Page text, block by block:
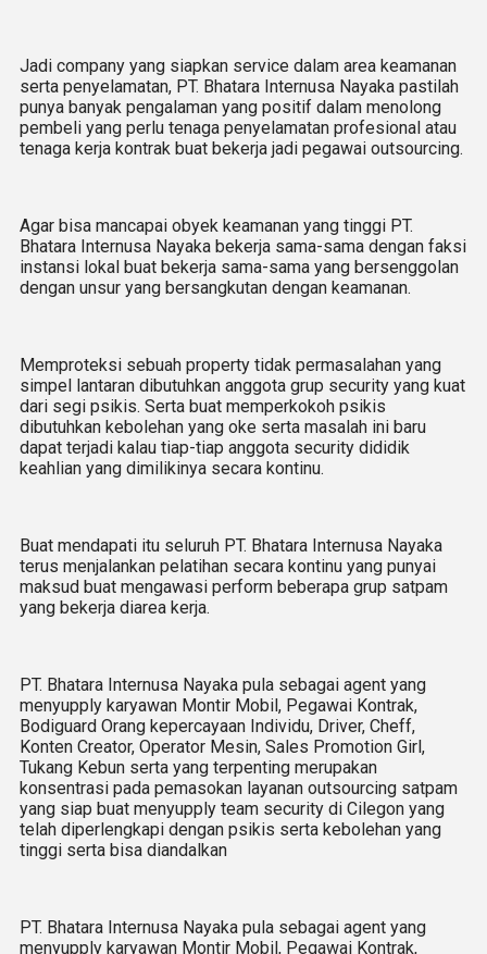
Jadi company yang siapkan service dalam area keamanan
serta penyelamatan, PT. Bhatara Internusa Nayaka pastilah
punya banyak pengalaman yang positif dalam menolong
pembeli yang perlu tenaga penyelamatan profesional atau
tenaga kerja kontrak buat bekerja jadi pegawai outsourcing.
Agar bisa mancapai obyek keamanan yang tinggi PT.
Bhatara Internusa Nayaka bekerja sama-sama dengan faksi
instansi lokal buat bekerja sama-sama yang bersenggolan
dengan unsur yang bersangkutan dengan keamanan.
Memproteksi sebuah property tidak permasalahan yang
simpel lantaran dibutuhkan anggota grup security yang kuat
dari segi psikis. Serta buat memperkokoh psikis
dibutuhkan kebolehan yang oke serta masalah ini baru
dapat terjadi kalau tiap-tiap anggota security dididik
keahlian yang dimilikinya secara kontinu.
Buat mendapati itu seluruh PT. Bhatara Internusa Nayaka
terus menjalankan pelatihan secara kontinu yang punyai
maksud buat mengawasi perform beberapa grup satpam
yang bekerja diarea kerja.
PT. Bhatara Internusa Nayaka pula sebagai agent yang
menyupply karyawan Montir Mobil, Pegawai Kontrak,
Bodiguard Orang kepercayaan Individu, Driver, Cheff,
Konten Creator, Operator Mesin, Sales Promotion Girl,
Tukang Kebun serta yang terpenting merupakan
konsentrasi pada pemasokan layanan outsourcing satpam
yang siap buat menyupply team security di Cilegon yang
telah diperlengkapi dengan psikis serta kebolehan yang
tinggi serta bisa diandalkan
PT. Bhatara Internusa Nayaka pula sebagai agent yang
menyupply karyawan Montir Mobil, Pegawai Kontrak,